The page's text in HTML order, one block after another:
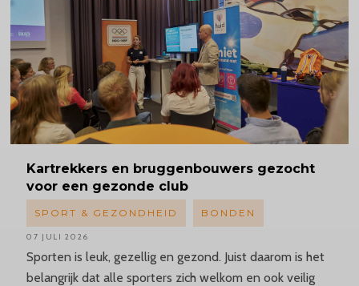
Kartrekkers en bruggenbouwers gezocht
voor een gezonde club
Sporten is leuk, gezellig en gezond. Juist daarom is het
belangrijk dat alle sporters zich welkom en ook veilig
SPORT & GEZONDHEID BONDEN
07 JULI 2026